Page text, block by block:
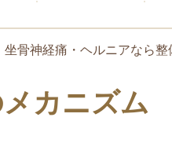
骨神経痛・ヘルニアなら
カニズム